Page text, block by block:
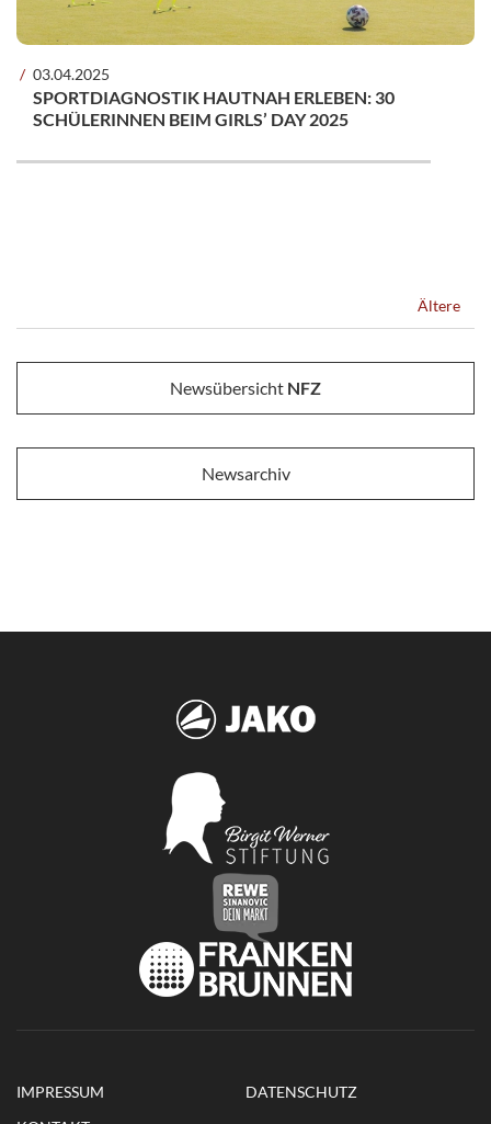
03.04.2025
SPORTDIAGNOSTIK HAUTNAH ERLEBEN: 30
SCHÜLERINNEN BEIM GIRLS’ DAY 2025
Ältere
Newsübersicht NFZ
Newsarchiv
IMPRESSUM
DATENSCHUTZ